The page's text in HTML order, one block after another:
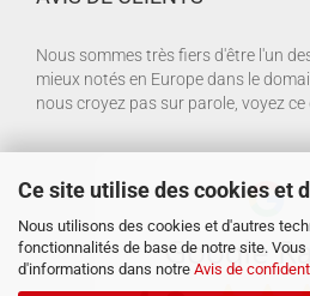
Ce site utilise des cookies et
Nous utilisons des cookies et d'autres
fonctionnalités de base de notre site. Vous
d'informations dans notre Avis de
Nous sommes très fiers d'être l'un
mieux notés en Europe dans le
nous croyez pas sur parole, voyez